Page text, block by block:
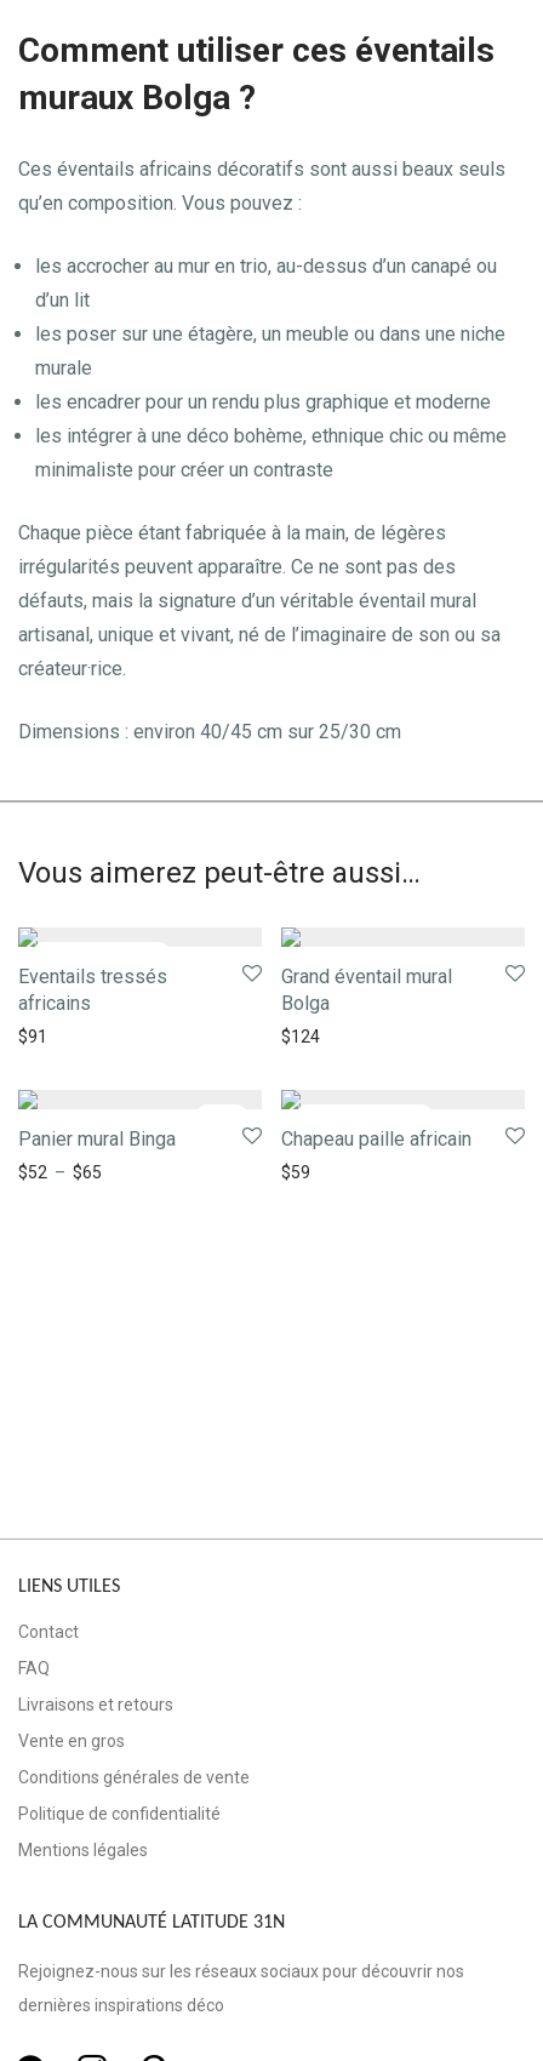
Comment utiliser ces éventails
muraux Bolga ?
Ces éventails africains décoratifs sont aussi beaux seuls
qu’en composition. Vous pouvez :
les accrocher au mur en trio, au-dessus d’un canapé ou
d’un lit
les poser sur une étagère, un meuble ou dans une niche
murale
les encadrer pour un rendu plus graphique et moderne
les intégrer à une déco bohème, ethnique chic ou même
minimaliste pour créer un contraste
Chaque pièce étant fabriquée à la main, de légères
irrégularités peuvent apparaître. Ce ne sont pas des
défauts, mais la signature d’un véritable éventail mural
artisanal, unique et vivant, né de l’imaginaire de son ou sa
créateur·rice.
Dimensions : environ 40/45 cm sur 25/30 cm
Vous aimerez peut-être aussi…
Eventails tressés
africains
$91
Grand éventail mural
Bolga
$124
Panier mural Binga
$52 – $65
Chapeau paille africain
$59
LIENS UTILES
Contact
FAQ
Livraisons et retours
Vente en gros
Conditions générales de vente
Politique de confidentialité
Mentions légales
LA COMMUNAUTÉ LATITUDE 31N
Rejoignez-nous sur les réseaux sociaux pour découvrir nos
dernières inspirations déco